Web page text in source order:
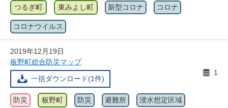
つるぎ町 東みよし町 新型コロナ コロナ
コロナウイルス
2019年12月19日
板野町総合防災マップ
一括ダウンロード(1件)
1
防災 板野町 防災 避難所 浸水想定区域